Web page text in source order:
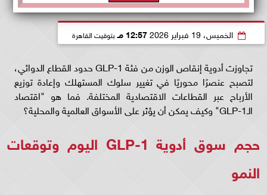
الخميس، 19 فبراير 2026 12:57 مـ بتوقيت القاهرة
تجاوزت أدوية إنقاص الوزن من فئة GLP-1 حدود القطاع الدوائي،
لتصبح عنصرًا محوريًا في تغيير سلوك المستهلك وإعادة توزيع
الأرباح عبر القطاعات الاقتصادية المختلفة. فما هو "اقتصاد
الـGLP-1" وكيف يمكن أن يؤثر على الأسواق العالمية والمحلية؟
حجم سوق أدوية GLP-1 اليوم وتوقعات
النمو